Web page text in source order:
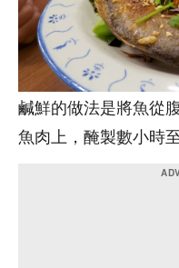
鹹鮮的做法是將魚從
魚肉上，醃製數小時至